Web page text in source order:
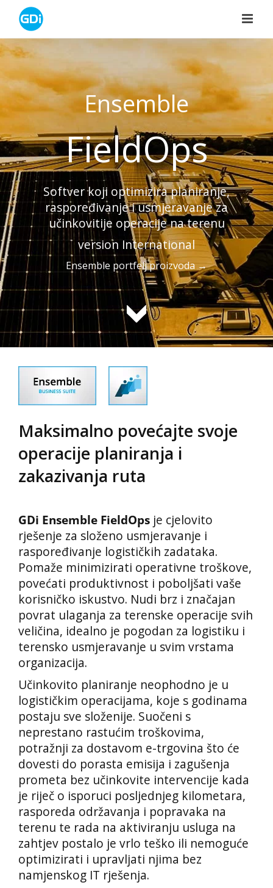
content
Ensemble
FieldOps
Softver koji optimizira planiranje,
raspoređivanje i usmjeravanje za
učinkovitije operacije na terenu
version International
Ensemble portfelj proizvoda →
Maksimalno povećajte svoje
operacije planiranja i
zakazivanja ruta
GDi Ensemble FieldOps je cjelovito
rješenje za složeno usmjeravanje i
raspoređivanje logističkih zadataka.
Pomaže minimizirati operativne troškove,
povećati produktivnost i poboljšati vaše
korisničko iskustvo. Nudi brz i značajan
povrat ulaganja za terenske operacije svih
veličina, idealno je pogodan za logistiku i
terensko usmjeravanje u svim vrstama
organizacija.
Učinkovito planiranje neophodno je u
logističkim operacijama, koje s godinama
postaju sve složenije. Suočeni s
neprestano rastućim troškovima,
potražnji za dostavom e-trgovina što će
dovesti do porasta emisija i zagušenja
prometa bez učinkovite intervencije kada
je riječ o isporuci posljednjeg kilometara,
rasporeda održavanja i popravaka na
terenu te rada na aktiviranju usluga na
zahtjev postalo je vrlo teško ili nemoguće
optimizirati i upravljati njima bez
namjenskog IT rješenja.